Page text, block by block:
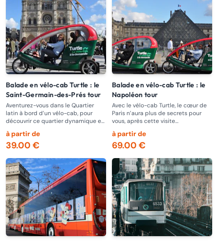
Balade en vélo-cab Turtle : le
Saint-Germain-des-Prés tour
Aventurez-vous dans le Quartier
latin à bord d’un vélo-cab, pour
découvrir ce quartier dynamique et
à partir de
39.00 €
Balade en vélo-cab Turtle : le
Napoléon tour
Avec le vélo-cab Turtle, le cœur de
Paris n’aura plus de secrets pour
vous, après cette visite
à partir de
69.00 €